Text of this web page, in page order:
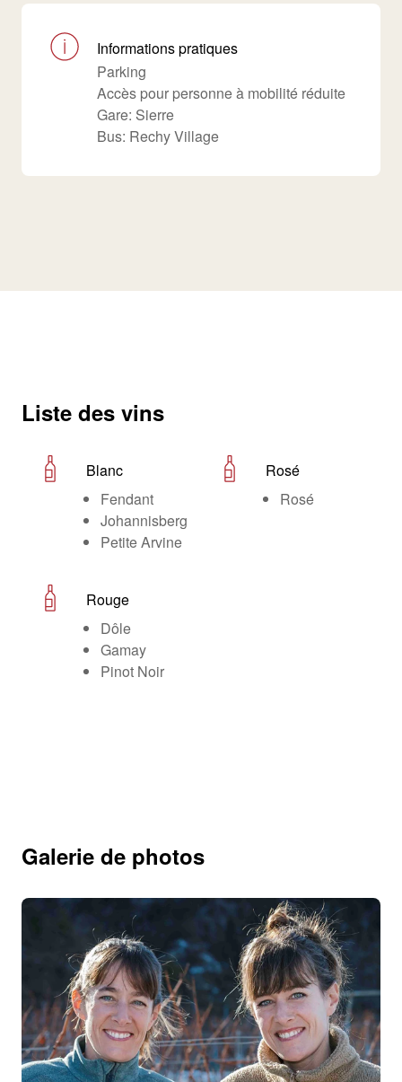
Informations pratiques
Parking
Accès pour personne à mobilité réduite
Gare: Sierre
Bus: Rechy Village
Liste des vins
Blanc
Fendant
Johannisberg
Petite Arvine
Rosé
Rosé
Rouge
Dôle
Gamay
Pinot Noir
Galerie de photos